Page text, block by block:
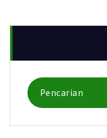
Pencarian
untuk: